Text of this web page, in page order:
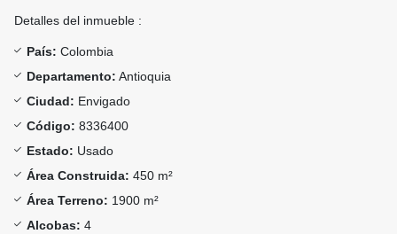
Detalles del inmueble :
País: Colombia
Departamento: Antioquia
Ciudad: Envigado
Código: 8336400
Estado: Usado
Área Construida: 450 m²
Área Terreno: 1900 m²
Alcobas: 4